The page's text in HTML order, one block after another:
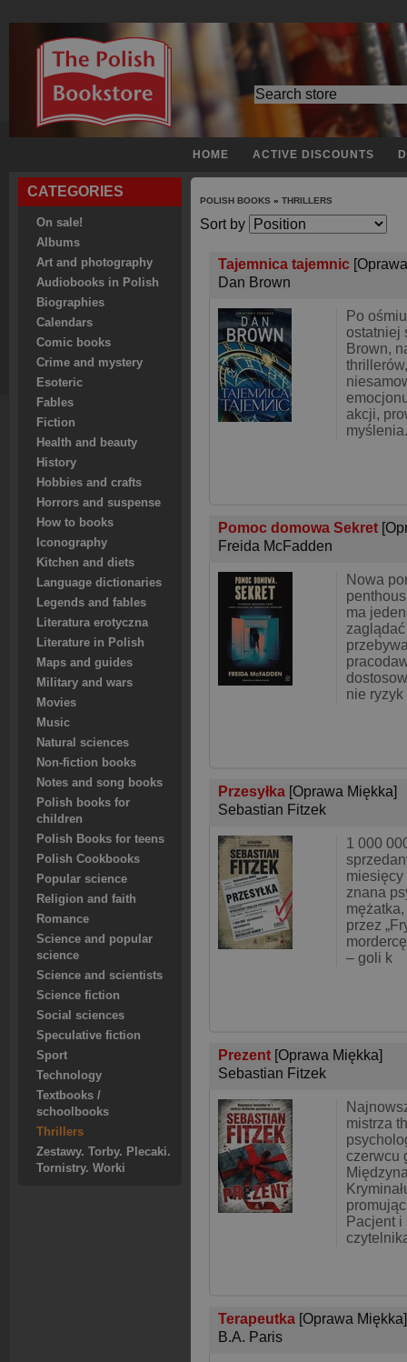
HOME ACTIVE DISCOUNTS
CATEGORIES
On sale!
Albums
Art and photography
Audiobooks in Polish
Biographies
Calendars
Comic books
Crime and mystery
Esoteric
Fables
Fiction
Health and beauty
History
Hobbies and crafts
Horrors and suspense
How to books
Iconography
Kitchen and diets
Language dictionaries
Legends and fables
Literatura erotyczna
Literature in Polish
Maps and guides
Military and wars
Movies
Music
Natural sciences
Non-fiction books
Notes and song books
Polish books for
children
Polish Books for teens
Polish Cookbooks
Popular science
Religion and faith
Romance
Science and popular
science
Science and scientists
Science fiction
Social sciences
Speculative fiction
Sport
Technology
Textbooks /
schoolbooks
Thrillers
Zestawy. Torby. Plecaki.
Tornistry. Worki
POLISH BOOKS » THRILLERS
Sort by
Tajemnica tajemnic
Dan Brown
Po
ostatniej
Brown,
akcji,
Pomoc domowa Sekret
Freida McFadden
Nowa
ma
nie ryzyk
Przesyłka [Oprawa Miękka]
Sebastian Fitzek
1 000
miesięcy
znana
mężatka,
przez
– goli k
Prezent [Oprawa Miękka]
Sebastian Fitzek
mistrza
czerwcu
Pacjent i
Terapeutka [Oprawa Miękka]
B.A. Paris